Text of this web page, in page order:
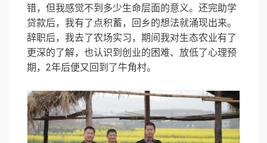
错，但我感觉不到多少生命层面的意义。还完助学
贷款后，我有了点积蓄，回乡的想法就涌现出来。
辞职后，我去了农场实习，期间我对生态农业有了
更深的了解，也认识到创业的困难、放低了心理预
期，2年后便又回到了牛角村。